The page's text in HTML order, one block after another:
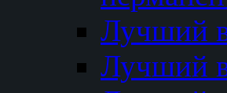
Лучший
Лучший